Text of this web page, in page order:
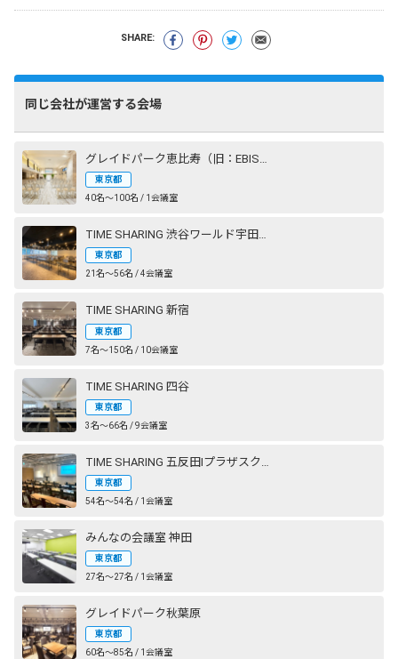
SHARE:
同じ会社が運営する会場
グレイドパーク恵比寿（旧：EBISU SHOW ROOM［エビスショールーム］）
東京都
40名〜100名 / 1会議室
TIME SHARING 渋谷ワールド宇田川ビル
東京都
21名〜56名 / 4会議室
TIME SHARING 新宿
東京都
7名〜150名 / 10会議室
TIME SHARING 四谷
東京都
3名〜66名 / 9会議室
東京都
54名〜54名 / 1会議室
みんなの会議室 神田
東京都
27名〜27名 / 1会議室
グレイドパーク秋葉原
東京都
60名〜85名 / 1会議室